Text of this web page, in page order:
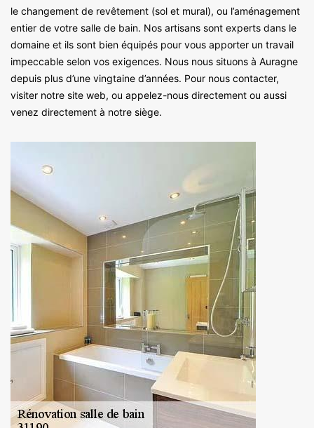
le changement de revêtement (sol et mural), ou l’aménagement
entier de votre salle de bain. Nos artisans sont experts dans le
domaine et ils sont bien équipés pour vous apporter un travail
impeccable selon vos exigences. Nous nous situons à Auragne
depuis plus d’une vingtaine d’années. Pour nous contacter,
visiter notre site web, ou appelez-nous directement ou aussi
venez directement à notre siège.